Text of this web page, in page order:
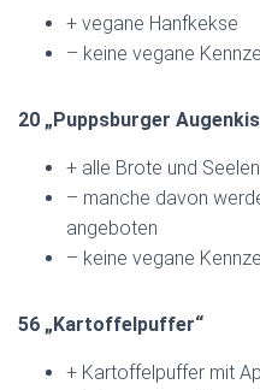
+ vegane Hanfkekse
– keine vegane
20 „Puppsburger
+ alle Brote und
– manche davon
angeboten
– keine vegane
56 „Kartoffelpuffer“
+ Kartoffelpuffer mit